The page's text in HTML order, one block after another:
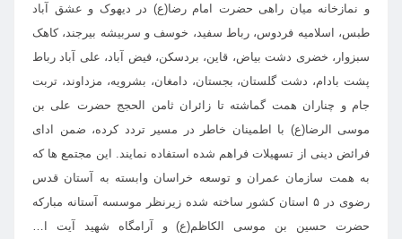
و نمازخانه میان راهی حضرت امام رضا(ع) در دیهوک و عشق آباد
طبس، اسلامیه فردوس، رباط سفید، خوسف و سربیشه بیرجند، کاهک
سبزوار، خضری دشت بیاض، قاین، بردسکن، فیض آباد، علی آباد رباط
پشت بادام، دشت گلستان، بجستان، دامغان، بشرویه، مزداوند، تربت
جام و چناران همت گماشته تا زائران ثامن الحجج حضرت علی بن
موسی الرضا(ع) با اطمینان خاطر در مسیر تردد کرده، ضمن ادای
فرائض دینی از تسهیلات فراهم شده استفاده نمایند. این مجتمع ها که
به همت سازمان عمران و توسعه خراسان وابسته به آستان قدس
رضوی در ۵ استان کشور ساخته شده زیرنظر موسسه آستانه مبارکه
حضرت حسین بن موسی الکاظم(ع) و آرامگاه شهید آیت ا…